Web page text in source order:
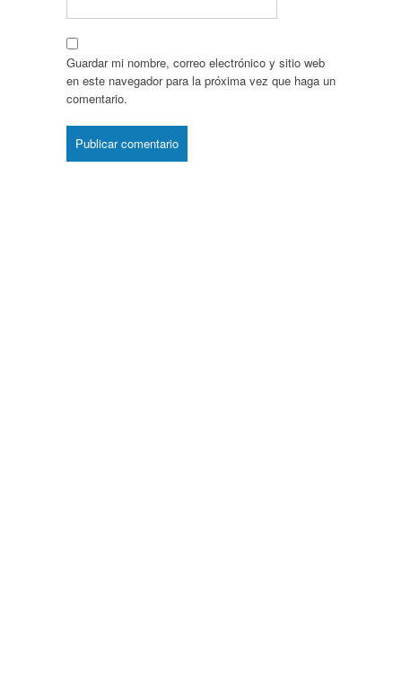
Guardar mi nombre, correo electrónico y sitio web
en este navegador para la próxima vez que haga un
comentario.